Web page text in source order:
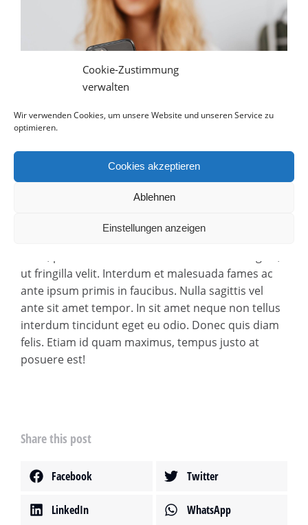
Cookie-Zustimmung
verwalten
Wir verwenden Cookies, um unsere Website und unseren Service zu
optimieren.
Cookies akzeptieren
Ablehnen
Einstellungen anzeigen
ut fringilla velit. Interdum et malesuada fames ac
ante ipsum primis in faucibus. Nulla sagittis vel
ante sit amet tempor. In sit amet neque non tellus
interdum tincidunt eget eu odio. Donec quis diam
felis. Etiam id quam maximus, tempus justo at
posuere est!
Share this post
Facebook Twitter
LinkedIn WhatsApp